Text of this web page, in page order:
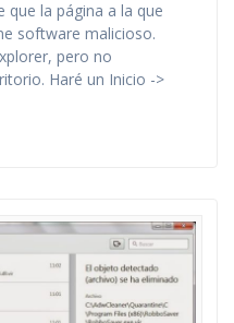
que la página a la que
software malicioso.
pero no
Haré un Inicio ->